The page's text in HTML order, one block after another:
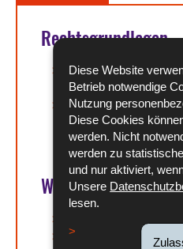
Diese Website
Betrieb notwendige
Nutzung
Diese Cookies
werden. Nicht
werden zu
und nur aktiviert,
Unsere
lesen.
Rechtsgrundlagen
Loi du 19
de la formation
Loi du 12 juillet
du Code du travail
19 décembre 2008
formation
Weitere
Chambre des
Chambre